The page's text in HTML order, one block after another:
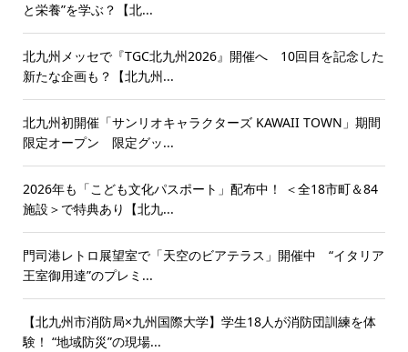
と栄養”を学ぶ？【北...
北九州メッセで『TGC北九州2026』開催へ 10回目を記念した
新たな企画も？【北九州...
北九州初開催「サンリオキャラクターズ KAWAII TOWN」期間
限定オープン 限定グッ...
2026年も「こども文化パスポート」配布中！ ＜全18市町＆84
施設＞で特典あり【北九...
門司港レトロ展望室で「天空のビアテラス」開催中 “イタリア
王室御用達”のプレミ...
【北九州市消防局×九州国際大学】学生18人が消防団訓練を体
験！ “地域防災”の現場...